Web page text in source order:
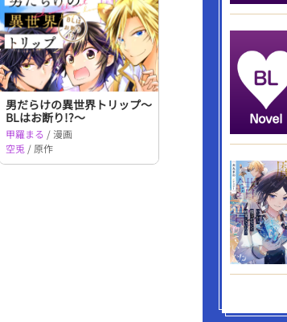
男だらけの異世界トリップ～
BLはお断り!?～
甲羅まる / 漫画
空兎 / 原作